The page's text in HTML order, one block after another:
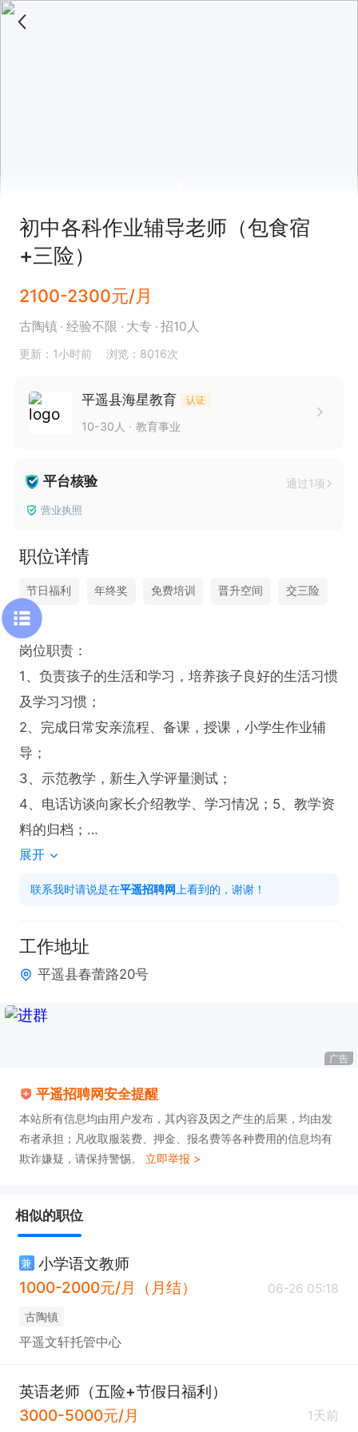
初中各科作业辅导老师（包食宿
+三险）
2100-2300元/月
古陶镇 经验不限 大专 招10人
更新：1小时前 浏览：8016次
平遥县海星教育 认证
10-30人 教育事业
平台核验 通过1项
营业执照
职位详情
节日福利 年终奖 免费培训 晋升空间 交三险
岗位职责：
1、负责孩子的生活和学习，培养孩子良好的生活习惯
及学习习惯；
2、完成日常安亲流程、备课，授课，小学生作业辅
导；
3、示范教学，新生入学评量测试；
4、电话访谈向家长介绍教学、学习情况；5、教学资
料的归档；
6、参与各种教学推广、服务活动；
7、参与专业训练与教研；
岗位要求：
力强；
3、具备一定的语言表达、沟通能力，善于人际交
流；
4、良好的业务技能和专业知识；
6、身体健康，无不良嗜好及不良记录。
展开
联系我时请说是在平遥招聘网 上看到的，谢谢！
工作地址
平遥县春蕾路20号
广告
平遥招聘网安全提醒
本站所有信息均由用户发布，其内容及因之产生的后果，均由发
布者承担；凡收取服装费、押金、报名费等各种费用的信息均有
欺诈嫌疑，请保持警惕。 立即举报 >
相似的职位
兼 小学语文教师
1000-2000元/月（月结）
06-26 05:18
古陶镇
平遥文轩托管中心
英语老师（五险+节假日福利）
3000-5000元/月
1天前